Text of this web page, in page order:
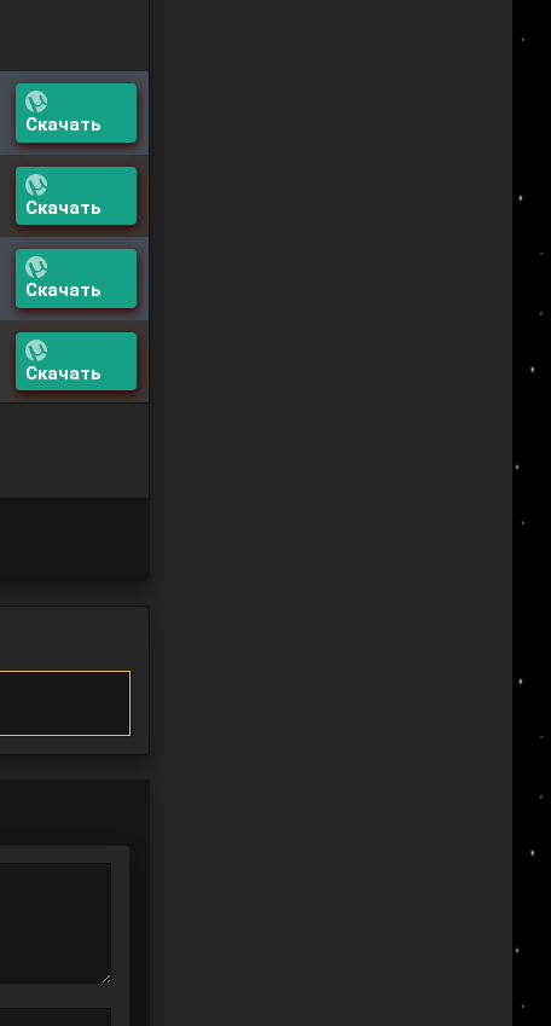
Скачать
Скачать
Скачать
Скачать